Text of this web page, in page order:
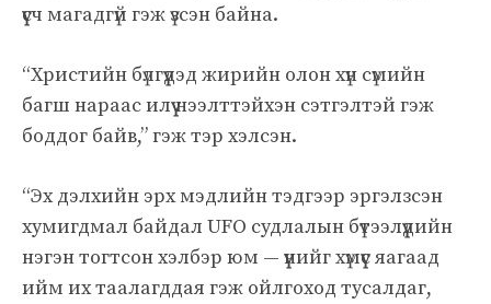
үүсч магадгүй гэж үзсэн байна.
“Христийн бүлгүүдэд жирийн олон хүн сүмийн
багш нараас илүү нээлттэйхэн сэтгэлтэй гэж
боддог байв,” гэж тэр хэлсэн.
“Эх дэлхийн эрх мэдлийн тэдгээр эргэлзсэн
хумигдмал байдал UFO судлалын бүтээлүүдийн
нэгэн тогтсон хэлбэр юм — үүнийг хүмүүс яагаад
ийм их таалагддая гэж ойлгоход тусалдаг,